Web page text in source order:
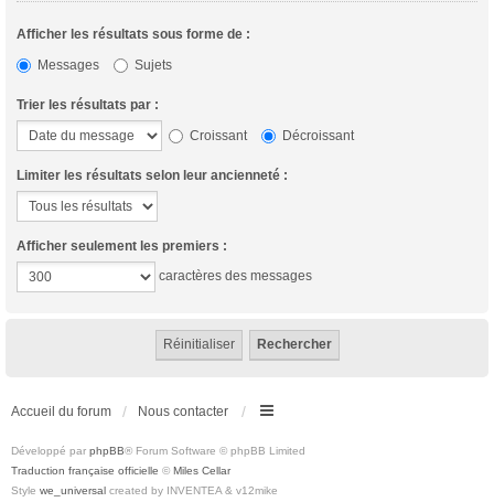
Afficher les résultats sous forme de :
Messages
Sujets
Trier les résultats par :
Croissant
Décroissant
Limiter les résultats selon leur ancienneté :
Afficher seulement les premiers :
caractères des messages
Accueil du forum Nous contacter
Développé par phpBB® Forum Software © phpBB Limited
Traduction française officielle © Miles Cellar
Style we_universal created by INVENTEA & v12mike